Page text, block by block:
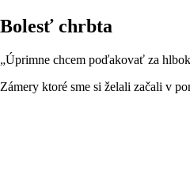
Bolesť chrbta
„Úprimne chcem poďakovať za
Zámery ktoré sme si želali začali v